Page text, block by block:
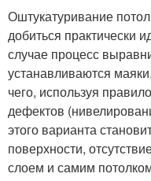
Оштукатуривание
добиться практически
случае процесс
устанавливаются
чего, используя
дефектов
этого варианта
поверхности,
слоем и самим